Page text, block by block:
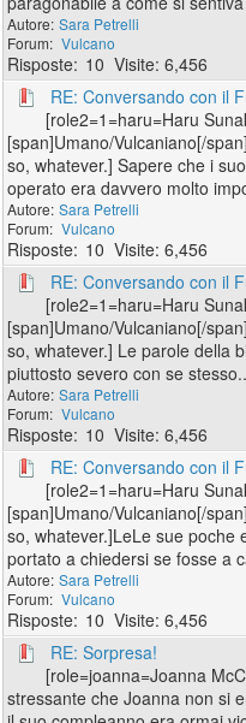
Sara Petrelli
Vulcano
10
6,456
RE: Conversando con il
[role2=1=haru=Haru
[span]Umano/Vulcaniano[/
so, whatever.] Sapere che i
operato era davvero molto
Sara Petrelli
Vulcano
10
6,456
RE: Conversando con il
[role2=1=haru=Haru
[span]Umano/Vulcaniano[/
so, whatever.] Le parole della
piuttosto severo con se
Sara Petrelli
Vulcano
10
6,456
RE: Conversando con il
[role2=1=haru=Haru
[span]Umano/Vulcaniano[/
so, whatever.]LeLe sue poche
portato a chiedersi se fosse a
Sara Petrelli
Vulcano
10
6,456
RE: Sorpresa!
[role=joanna=Joanna
stressante che Joanna non si